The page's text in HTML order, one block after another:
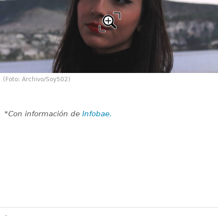
(Foto: Archivo/Soy502)
*Con información de Infobae.